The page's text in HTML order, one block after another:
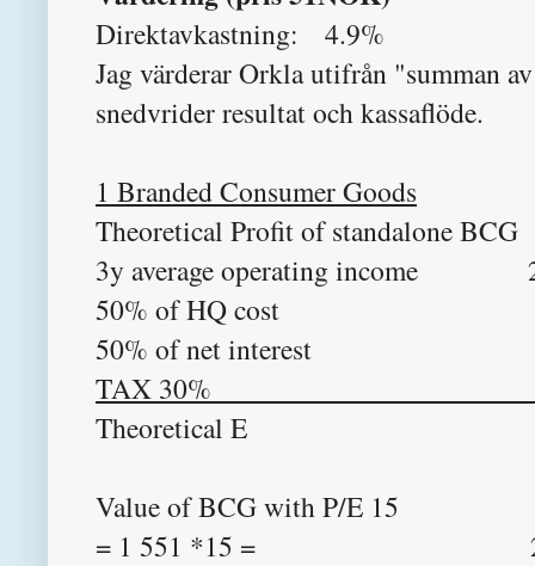
Direktavkastning: 4.9%
Jag värderar Orkla utifrån "summan
snedvrider resultat och kassaflöde.
1 Branded Consumer Goods
Theoretical Profit of standalone
3y average operating income
50% of HQ cost
50% of net
TAX 30%
Theoretical E
Value of BCG with P/E 15
= 1 551 *15 = 23